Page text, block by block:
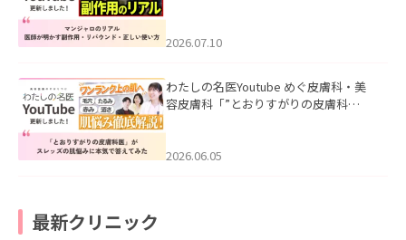
た。
2026.07.10
わたしの名医Youtube めぐ皮膚科・美
容皮膚科「”とおりすがりの皮膚科
2026.06.05
最新クリニック